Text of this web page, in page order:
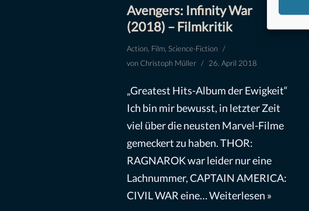
Avengers: Infinity War
(2018) – Filmkritik
Action, Film, Science-Fiction
vonChristoph Müller 26. April 2018
„Greatest Hits-Album der Ewigkeit“
Ich bin mir bewusst, in letzter Zeit
viel über die neusten Marvel-Filme
gemeckert zu haben. THOR:
RAGNAROK war leider nur eine
Lachnummer, CAPTAIN AMERICA:
CIVIL WAR eine…Weiterlesen »